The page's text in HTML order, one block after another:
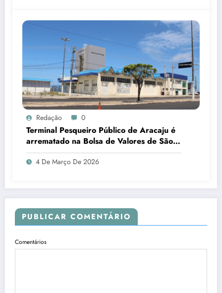
Redação 0
Terminal Pesqueiro Público de Aracaju é
arrematado na Bolsa de Valores de São
Paulo
4 De Março De 2026
PUBLICAR COMENTÁRIO
Comentários